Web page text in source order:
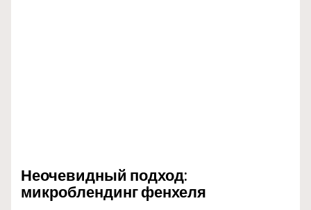
Неочевидный подход:
микроблендинг фенхеля